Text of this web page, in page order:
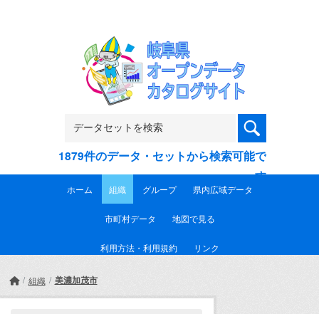
1879件のデータ・セットから検索可能で
す
ホーム 組織 グループ 県内広域データ
市町村データ 地図で見る
利用方法・利用規約 リンク
組織 美濃加茂市